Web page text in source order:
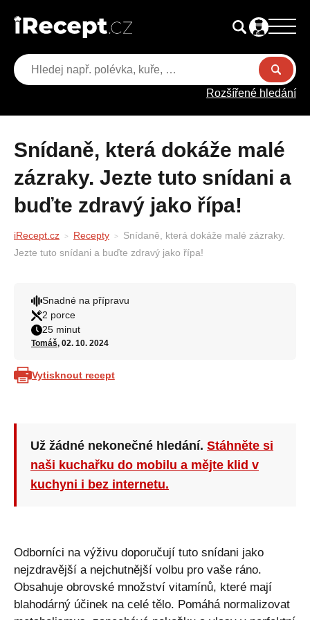
Rozšířené hledání
Snídaně, která dokáže malé
zázraky. Jezte tuto snídani a
buďte zdravý jako řípa!
iRecept.cz Recepty
Snídaně, která dokáže malé zázraky.
Jezte tuto snídani a buďte zdravý jako řípa!
Snadné na přípravu
2 porce
25 minut
Tomáš, 02. 10. 2024
Vytisknout recept
Už žádné nekonečné hledání. Stáhněte si
naši kuchařku do mobilu a mějte klid v
kuchyni i bez internetu.
Odborníci na výživu doporučují tuto snídani jako
nejzdravější a nejchutnější volbu pro vaše ráno.
Obsahuje obrovské množství vitamínů, které mají
blahodárný účinek na celé tělo. Pomáhá normalizovat